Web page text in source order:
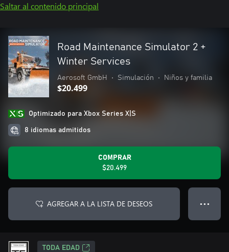
Saltar al contenido principal
Road Maintenance Simulator 2 +
Winter Services
Aerosoft GmbH • Simulación • Niños y familia
$20.499
Optimizado para Xbox Series X|S
8 idiomas admitidos
COMPRAR
$20.499
AGREGAR A LA LISTA DE DESEOS ● ● ●
TODA EDAD